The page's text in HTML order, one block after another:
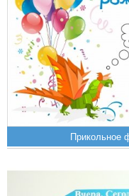
Прикольное